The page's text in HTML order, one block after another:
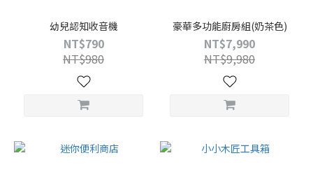
幼兒認知收音機
NT$790
NT$980
豪華多功能廚房組(奶茶色)
NT$7,990
NT$9,980